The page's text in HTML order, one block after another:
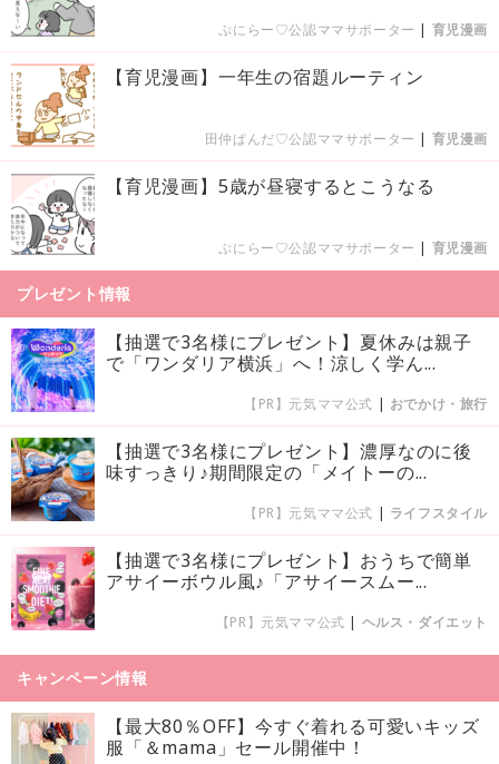
ぷにらー♡公認ママサポーター | 育児漫画
【育児漫画】一年生の宿題ルーティン
田仲ぱんだ♡公認ママサポーター | 育児漫画
【育児漫画】5歳が昼寝するとこうなる
ぷにらー♡公認ママサポーター | 育児漫画
プレゼント情報
【抽選で3名様にプレゼント】夏休みは親子
で「ワンダリア横浜」へ！涼しく学ん...
【PR】元気ママ公式 | おでかけ・旅行
【抽選で3名様にプレゼント】濃厚なのに後
味すっきり♪期間限定の「メイトーの...
【PR】元気ママ公式 | ライフスタイル
【抽選で3名様にプレゼント】おうちで簡単
アサイーボウル風♪「アサイースムー...
【PR】元気ママ公式 | ヘルス・ダイエット
キャンペーン情報
【最大80％OFF】今すぐ着れる可愛いキッズ
服「＆mama」セール開催中！